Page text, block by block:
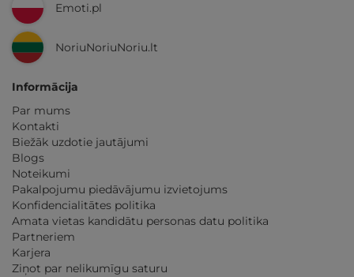
Emoti.pl
NoriuNoriuNoriu.lt
Informācija
Par mums
Kontakti
Biežāk uzdotie jautājumi
Blogs
Noteikumi
Pakalpojumu piedāvājumu izvietojums
Konfidencialitātes politika
Amata vietas kandidātu personas datu politika
Partneriem
Karjera
Ziņot par nelikumīgu saturu